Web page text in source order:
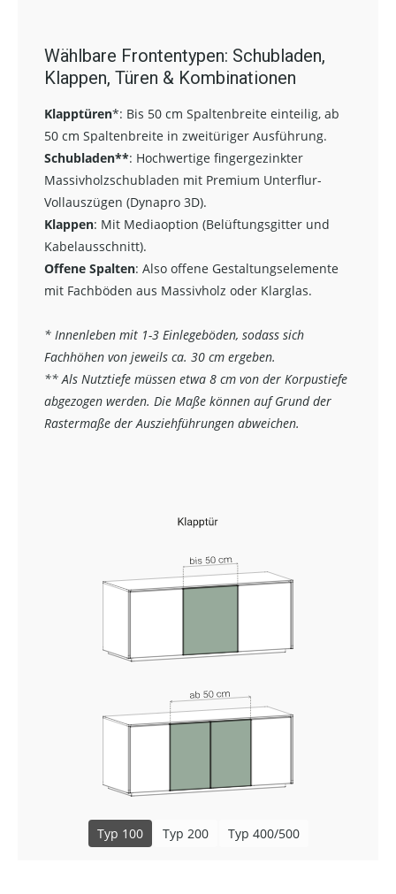
Wählbare Frontentypen: Schubladen,
Klappen, Türen & Kombinationen
Klapptüren*: Bis 50 cm Spaltenbreite einteilig, ab
50 cm Spaltenbreite in zweitüriger Ausführung.
Schubladen**: Hochwertige fingergezinkter
Massivholzschubladen mit Premium Unterflur-
Vollauszügen (Dynapro 3D).
Klappen: Mit Mediaoption (Belüftungsgitter und
Kabelausschnitt).
Offene Spalten: Also offene Gestaltungselemente
mit Fachböden aus Massivholz oder Klarglas.
* Innenleben mit 1-3 Einlegeböden, sodass sich
Fachhöhen von jeweils ca. 30 cm ergeben.
** Als Nutztiefe müssen etwa 8 cm von der Korpustiefe
abgezogen werden. Die Maße können auf Grund der
Rastermaße der Ausziehführungen abweichen.
Typ 100 Typ 200 Typ 400/500